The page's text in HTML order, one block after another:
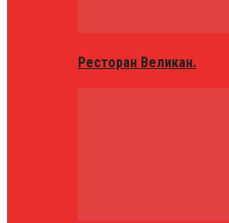
Ресторан Великан.